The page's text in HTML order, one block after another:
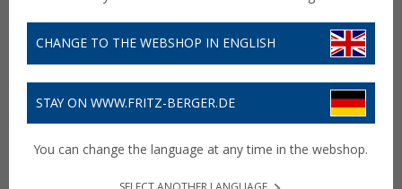
CHANGE TO THE WEBSHOP IN ENGLISH
STAY ON WWW.FRITZ-BERGER.DE
You can change the language at any time in the webshop.